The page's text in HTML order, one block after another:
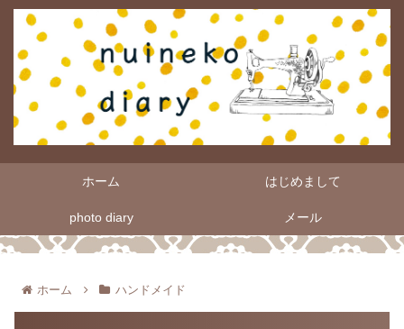
ホーム はじめまして
photo diary メール
ホーム ハンドメイド